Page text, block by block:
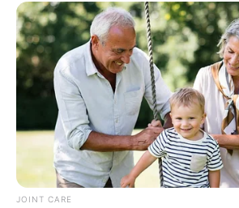
“หมอดูทัก” ที่สุดของลัคนาราศี ดวงดี รักรุ่ง ง
16 มี.ค. 2020
JOINT CARE